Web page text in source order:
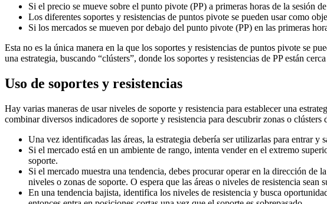
Si el precio se mueve sobre el punto pivote (PP) a primeras horas de la sesión
Los diferentes soportes y resistencias de puntos pivote se pueden usar como
Si los mercados se mueven por debajo del punto pivote (PP) en las primeras
Esta no es la única manera en la que los soportes y resistencias de puntos pivote se
una estrategia, buscando “clústers”, donde los soportes y resistencias de PP están
Uso de soportes y resistencias
Hay varias maneras de usar niveles de soporte y resistencia para establecer una
combinar diversos indicadores de soporte y resistencia para descubrir zonas o clústers
Una vez identificadas las áreas, la estrategia debería ser utilizarlas para entrar y
Si el mercado está en un ambiente de rango, intenta vender en el extremo
soporte.
Si el mercado muestra una tendencia, debes procurar operar en la dirección de
niveles o zonas de soporte. O espera que las áreas o niveles de resistencia
En una tendencia bajista, identifica los niveles de resistencia y busca